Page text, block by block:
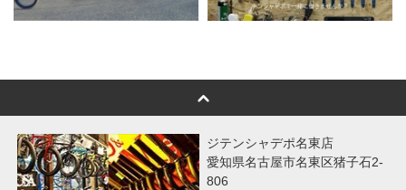
ジテンシャデポ名東店
愛知県名古屋市名東区猪子石2-
806